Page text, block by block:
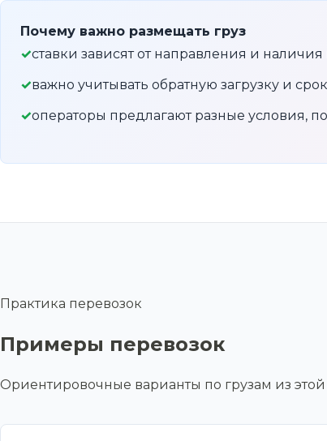
Почему важно размещать груз
ставки зависят от направления и наличия
важно учитывать обратную загрузку и
операторы предлагают разные условия,
Практика перевозок
Примеры перевозок
Ориентировочные варианты по грузам из